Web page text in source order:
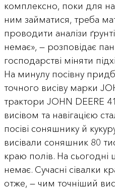
комплексно, поки для
ним займатися, треба
проводити аналізи
немає», — розповідає
господарстві міняти
На минулу посівну
точного висіву марки
трактори JOHN DEERE
висівом та навігацією
посіві соняшнику й
висівали соняшник 80
краю полів. На сьогодні
немає. Сучасні сівалки
отже, — чим точніший